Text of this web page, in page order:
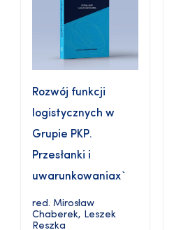
Rozwój funkcji
logistycznych w
Grupie PKP.
Przesłanki i
uwarunkowaniax`
red. Mirosław
Chaberek, Leszek
Reszka